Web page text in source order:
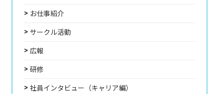
お仕事紹介
サークル活動
広報
研修
社員インタビュー（キャリア編）